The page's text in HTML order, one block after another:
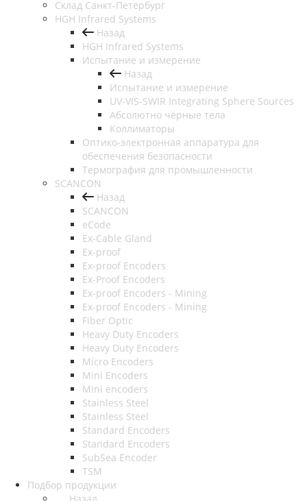
Cклад Санкт-Петербург
HGH Infrared Systems
Назад
HGH Infrared Systems
Испытание и измерение
Назад
Испытание и измерение
UV-VIS-SWIR Integrating Sphere Sources
Абсолютно чёрные тела
Коллиматоры
Оптико-электронная аппаратура для
обеспечения безопасности
Термография для промышленности
SCANCON
Назад
SCANCON
eCode
Ex-Cable Gland
Ex-proof
Ex-proof Encoders
Ex-Proof Encoders
Ex-proof Encoders - Mining
Ex-proof Encoders - Mining
Fiber Optic
Heavy Duty Encoders
Heavy Duty Encoders
Micro Encoders
Mini Encoders
Mini encoders
Stainless Steel
Stainless Steel
Standard Encoders
Standard Encoders
SubSea Encoder
TSM
Подбор продукции